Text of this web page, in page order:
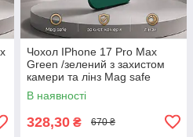
Чохол IPhone 17 Pro Max
Green /зелений з захистом
камери та лінз Mag safe
В наявності
328,30 ₴ 670 ₴